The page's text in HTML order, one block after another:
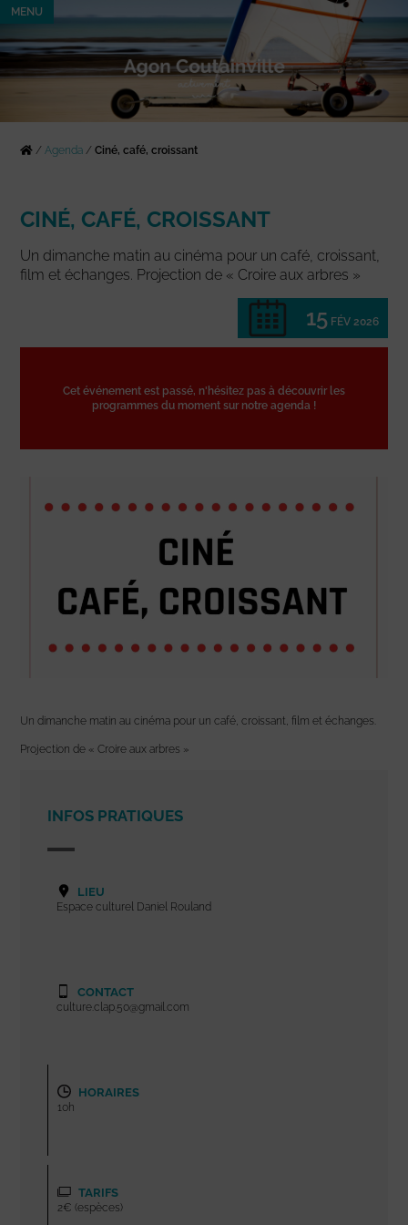
MENU
/Agenda /Ciné, café, croissant
CINÉ, CAFÉ, CROISSANT
Un dimanche matin au cinéma pour un café, croissant,
film et échanges. Projection de « Croire aux arbres »
15 FÉV 2026
Cet événement est passé, n'hésitez pas à découvrir les
programmes du moment sur notre agenda !
Un dimanche matin au cinéma pour un café, croissant, film et échanges.
Projection de « Croire aux arbres »
INFOS PRATIQUES
LIEU
Espace culturel Daniel Rouland
CONTACT
culture.clap.50@gmail.com
HORAIRES
10h
TARIFS
2€ (espèces)